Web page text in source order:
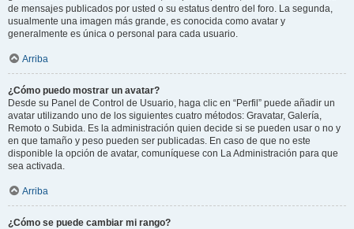
de mensajes publicados por usted o su estatus dentro del foro. La segunda,
usualmente una imagen más grande, es conocida como avatar y
generalmente es única o personal para cada usuario.
Arriba
¿Cómo puedo mostrar un avatar?
Desde su Panel de Control de Usuario, haga clic en “Perfil” puede añadir un
avatar utilizando uno de los siguientes cuatro métodos: Gravatar, Galería,
Remoto o Subida. Es la administración quien decide si se pueden usar o no y
en que tamaño y peso pueden ser publicadas. En caso de que no este
disponible la opción de avatar, comuníquese con La Administración para que
sea activada.
Arriba
¿Cómo se puede cambiar mi rango?